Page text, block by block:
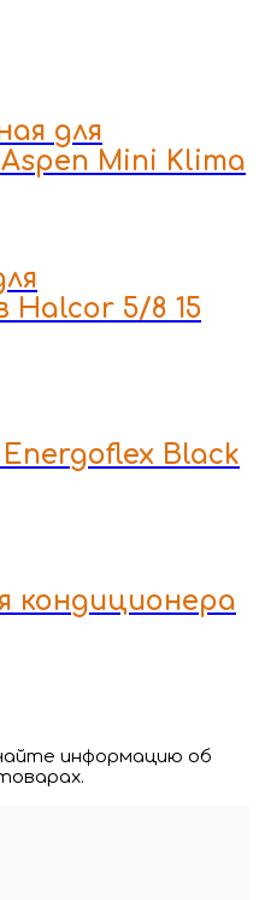
для
Mini Klima
Halcor 5/8 15
Black
кондиционера
информацию об